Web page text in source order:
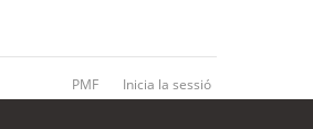
PMF Inicia la sessió